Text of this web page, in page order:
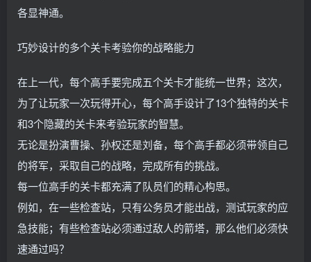
各显神通。
巧妙设计的多个关卡考验你的战略能力
在上一代，每个高手要完成五个关卡才能统一世界；这次，
为了让玩家一次玩得开心，每个高手设计了13个独特的关卡
和3个隐藏的关卡来考验玩家的智慧。
无论是扮演曹操、孙权还是刘备，每个高手都必须带领自己
的将军，采取自己的战略，完成所有的挑战。
每一位高手的关卡都充满了队员们的精心构思。
例如，在一些检查站，只有公务员才能出战，测试玩家的应
急技能；有些检查站必须通过敌人的箭塔，那么他们必须快
速通过吗？